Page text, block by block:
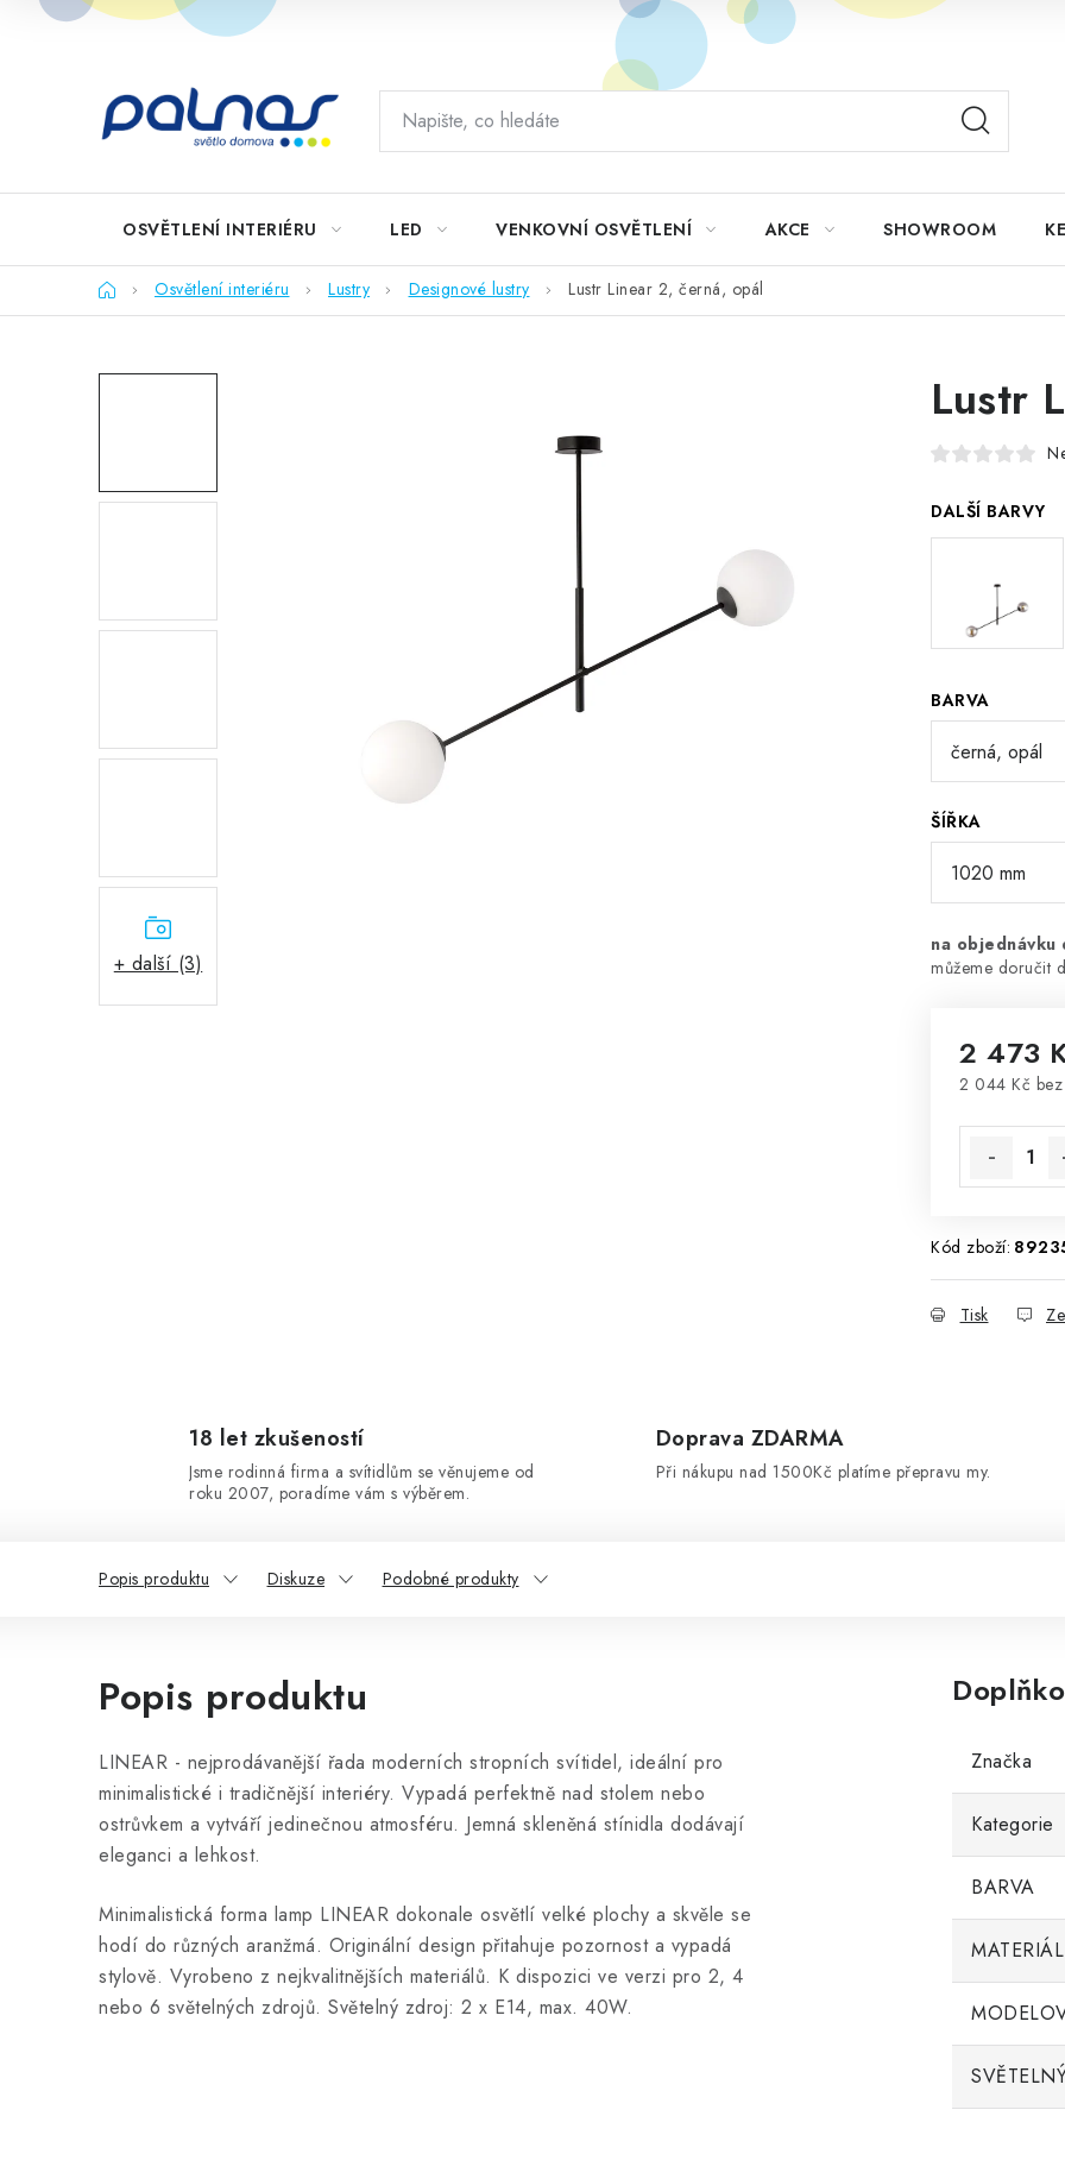
Přejít
OSVĚTLENÍ INTERIÉRU LED VENKOVNÍ OSVĚTLENÍ AKCE SHOWROOM
DomůOsvětlení interiéru Lustry Designové lustry Lustr Linear 2, černá, opál
+ další (3)
Lustr
DALŠÍ BARVY
BARVA
ŠÍŘKA
na
2 473
2 044 Kč
Kód zboží:
Tisk
18 let zkušeností
Jsme rodinná firma a svítidlům se věnujeme od
roku 2007, poradíme vám s výběrem.
Doprava ZDARMA
Při nákupu nad 1500Kč platíme přepravu my.
Popis produktu Diskuze Podobné produkty
Popis produktu
LINEAR - nejprodávanější řada moderních stropních svítidel, ideální pro
minimalistické i tradičnější interiéry. Vypadá perfektně nad stolem nebo
ostrůvkem a vytváří jedinečnou atmosféru. Jemná skleněná stínidla dodávají
eleganci a lehkost.
Minimalistická forma lamp LINEAR dokonale osvětlí velké plochy a skvěle se
hodí do různých aranžmá. Originální design přitahuje pozornost a vypadá
stylově. Vyrobeno z nejkvalitnějších materiálů. K dispozici ve verzi pro 2, 4
nebo 6 světelných zdrojů. Světelný zdroj: 2 x E14, max. 40W.
Značka
Kategorie
BARVA
MATERIÁL